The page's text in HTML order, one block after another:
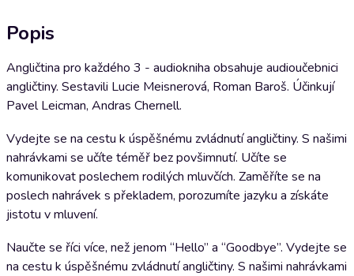
Popis
Angličtina pro každého 3 - audiokniha obsahuje audioučebnici
angličtiny. Sestavili Lucie Meisnerová, Roman Baroš. Účinkují
Pavel Leicman, Andras Chernell.
Vydejte se na cestu k úspěšnému zvládnutí angličtiny. S našimi
nahrávkami se učíte téměř bez povšimnutí. Učíte se
komunikovat poslechem rodilých mluvčích. Zaměříte se na
poslech nahrávek s překladem, porozumíte jazyku a získáte
jistotu v mluvení.
Naučte se říci více, než jenom “Hello” a “Goodbye”. Vydejte se
na cestu k úspěšnému zvládnutí angličtiny. S našimi nahrávkami